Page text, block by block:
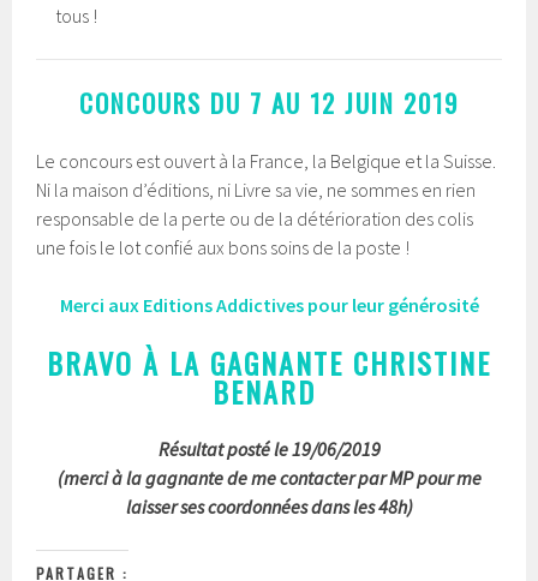
tous !
CONCOURS DU 7 AU 12 JUIN 2019
Le concours est ouvert à la France, la Belgique et la Suisse.
Ni la maison d’éditions, ni Livre sa vie, ne sommes en rien
responsable de la perte ou de la détérioration des colis
une fois le lot confié aux bons soins de la poste !
Merci aux Editions Addictives pour leur générosité
BRAVO À LA GAGNANTE CHRISTINE
BENARD
Résultat posté le 19/06/2019
(merci à la gagnante de me contacter par MP pour me
laisser ses coordonnées dans les 48h)
PARTAGER :